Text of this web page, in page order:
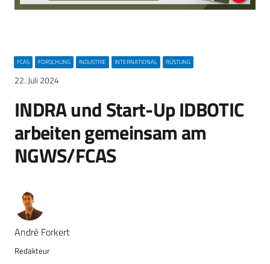
FCAS FORSCHUNG INDUSTRIE INTERNATIONAL RÜSTUNG
22. Juli 2024
INDRA und Start-Up IDBOTIC
arbeiten gemeinsam am
NGWS/FCAS
André Forkert